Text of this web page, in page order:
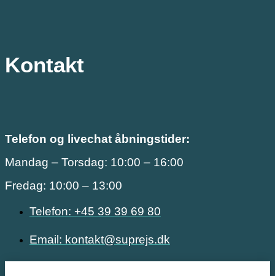
Kontakt
Telefon og livechat åbningstider:
Mandag – Torsdag: 10:00 – 16:00
Fredag: 10:00 – 13:00
Telefon: +45 39 39 69 80
Email: kontakt@suprejs.dk